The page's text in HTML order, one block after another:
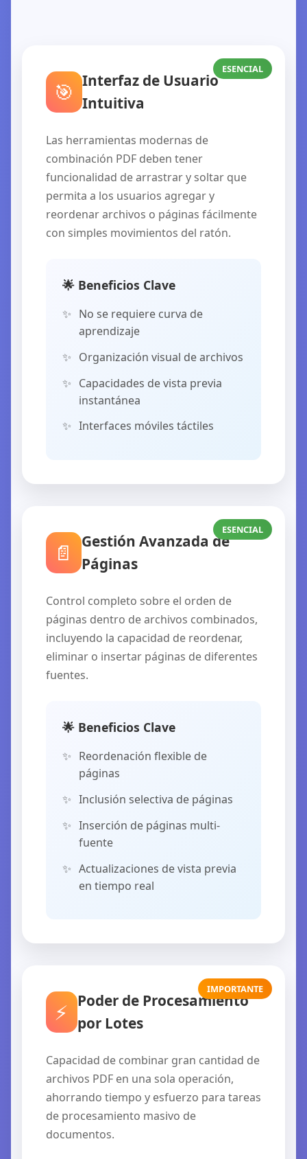
ESENCIAL
🎯 Interfaz de Usuario
Intuitiva
Las herramientas modernas de
combinación PDF deben tener
funcionalidad de arrastrar y soltar que
permita a los usuarios agregar y
reordenar archivos o páginas fácilmente
con simples movimientos del ratón.
🌟 Beneficios Clave
No se requiere curva de
aprendizaje
Organización visual de archivos
Capacidades de vista previa
instantánea
Interfaces móviles táctiles
ESENCIAL
📄
Gestión Avanzada de
Páginas
Control completo sobre el orden de
páginas dentro de archivos combinados,
incluyendo la capacidad de reordenar,
eliminar o insertar páginas de diferentes
fuentes.
🌟 Beneficios Clave
Reordenación flexible de
páginas
Inclusión selectiva de páginas
Inserción de páginas multi-
fuente
Actualizaciones de vista previa
en tiempo real
IMPORTANTE
⚡ Poder de Procesamiento
por Lotes
Capacidad de combinar gran cantidad de
archivos PDF en una sola operación,
ahorrando tiempo y esfuerzo para tareas
de procesamiento masivo de
documentos.